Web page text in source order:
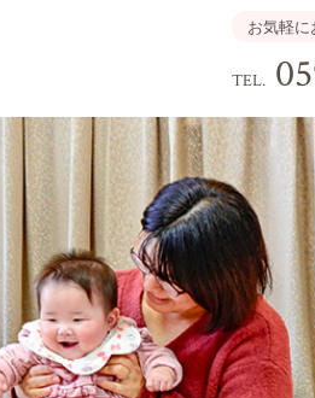
お気軽
TEL.